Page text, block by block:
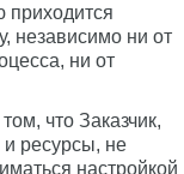
приходится
независимо ни от
ни от
что Заказчик,
ресурсы, не
настройкой